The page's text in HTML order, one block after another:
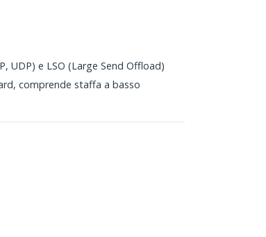
UDP) e LSO (Large Send Offload)
comprende staffa a basso